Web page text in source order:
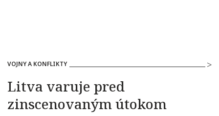
VOJNY A KONFLIKTY
Litva varuje pred
zinscenovaným útokom